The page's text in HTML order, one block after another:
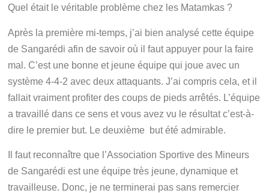
Quel était le véritable problème chez les Matamkas ?
Après la première mi-temps, j’ai bien analysé cette équipe
de Sangarédi afin de savoir où il faut appuyer pour la faire
mal. C’est une bonne et jeune équipe qui joue avec un
système 4-4-2 avec deux attaquants. J’ai compris cela, et il
fallait vraiment profiter des coups de pieds arrêtés. L’équipe
a travaillé dans ce sens et vous avez vu le résultat c’est-à-
dire le premier but. Le deuxième but été admirable.
Il faut reconnaître que l’Association Sportive des Mineurs
de Sangarédi est une équipe très jeune, dynamique et
travailleuse. Donc, je ne terminerai pas sans remercier